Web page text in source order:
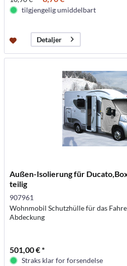
tilgjengelig umiddelbart
Detaljer
Außen-Isolierung für
teilig
907961
Wohnmobil Schutzhülle für das
Abdeckung
501,00 € *
Straks klar for forsendelse